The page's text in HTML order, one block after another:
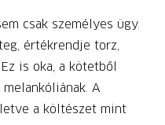
csak személyes ügy.
értékrendje torz,
is oka, a kötetből
A
a költészet mint